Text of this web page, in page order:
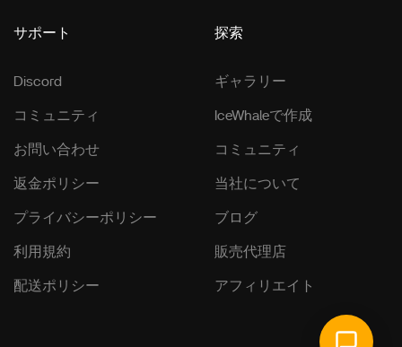
サポート
Discord
コミュニティ
お問い合わせ
返金ポリシー
プライバシーポリシー
利用規約
配送ポリシー
探索
ギャラリー
IceWhaleで作成
コミュニティ
当社について
ブログ
販売代理店
アフィリエイト